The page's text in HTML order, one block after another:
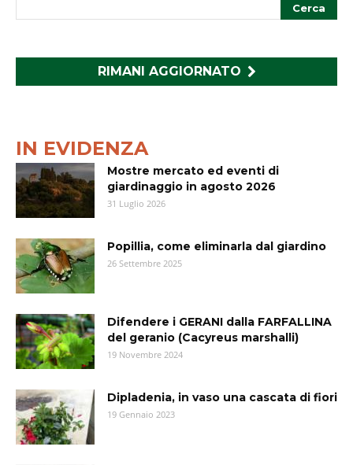
RIMANI AGGIORNATO
IN EVIDENZA
Mostre mercato ed eventi di
giardinaggio in agosto 2026
31 Luglio 2026
Popillia, come eliminarla dal giardino
26 Settembre 2025
Difendere i GERANI dalla FARFALLINA
del geranio (Cacyreus marshalli)
19 Novembre 2024
Dipladenia, in vaso una cascata di fiori
19 Gennaio 2023